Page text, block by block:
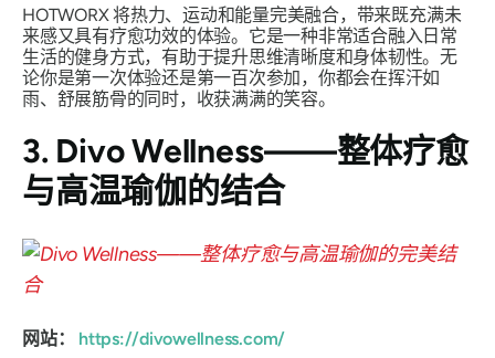
HOTWORX 将热力、运动和能量完美融合，带来既充满未
来感又具有疗愈功效的体验。它是一种非常适合融入日常
生活的健身方式，有助于提升思维清晰度和身体韧性。无
论你是第一次体验还是第一百次参加，你都会在挥汗如
雨、舒展筋骨的同时，收获满满的笑容。
3. Divo Wellness——整体疗愈
与高温瑜伽的结合
网站：
https://divowellness.com/